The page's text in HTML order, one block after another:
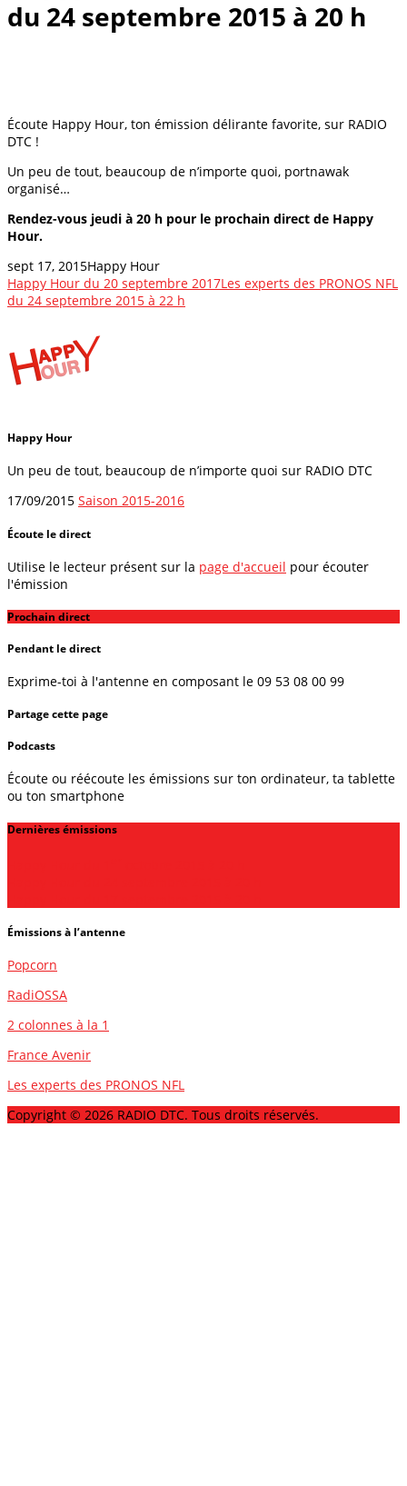
du 24 septembre 2015 à 20 h
Écoute Happy Hour, ton émission délirante favorite, sur RADIO
DTC !
Un peu de tout, beaucoup de n’importe quoi, portnawak
organisé…
Rendez-vous jeudi à 20 h pour le prochain direct de Happy
Hour.
sept 17, 2015Happy Hour
Happy Hour du 20 septembre 2017Les experts des PRONOS NFL
du 24 septembre 2015 à 22 h
Happy Hour
Un peu de tout, beaucoup de n’importe quoi sur RADIO DTC
17/09/2015 Saison 2015-2016
Écoute le direct
Utilise le lecteur présent sur la page d'accueil pour écouter
l'émission
Prochain direct
Pendant le direct
Exprime-toi à l'antenne en composant le 09 53 08 00 99
Partage cette page
Podcasts
Écoute ou réécoute les émissions sur ton ordinateur, ta tablette
ou ton smartphone
Dernières émissions
Émissions à l’antenne
Popcorn
RadiOSSA
2 colonnes à la 1
France Avenir
Les experts des PRONOS NFL
Copyright © 2026 RADIO DTC. Tous droits réservés.